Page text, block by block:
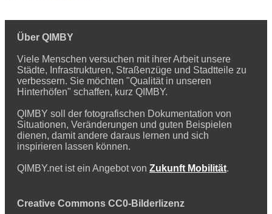
Über QIMBY
Viele Menschen versuchen mit ihrer Arbeit unsere
Städte, Infrastrukturen, Straßenzüge und Stadtteile zu
verbessern. Sie möchten "Qualität in unseren
Hinterhöfen" schaffen, kurz QIMBY.
QIMBY soll der fotografischen Dokumentation von
Situationen, Veränderungen und guten Beispielen
dienen, damit andere daraus lernen und sich
inspirieren lassen können.
QIMBY.net ist ein Angebot von Zukunft Mobilität.
Creative Commons CC0-Bilderlizenz